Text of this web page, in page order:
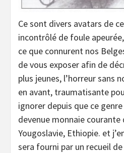
Ce sont divers avatars de
incontrôlé de foule
ce que connurent nos
de vous exposer afin de
plus jeunes, l’horreur
en avant, traumatisante
ignorer depuis que ce
devenue monnaie courante
Yougoslavie, Ethiopie. et
sera fourni par un recueil